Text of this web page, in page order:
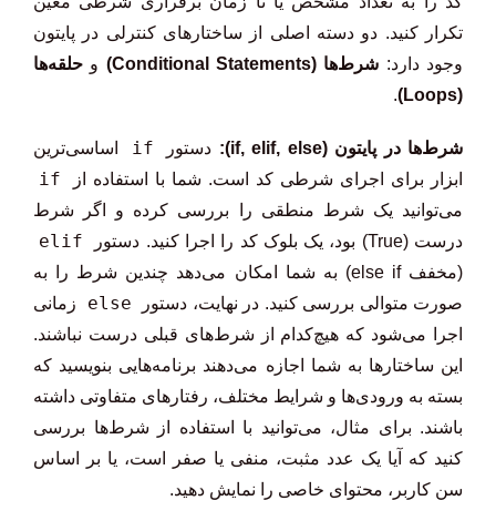
تکرار کنید. دو دسته اصلی از ساختارهای کنترلی در پایتون
وجود دارد: شرط‌ها (Conditional Statements) و حلقه‌ها
(Loops)
.
شرط‌ها در پایتون (if, elif, else): دستور if
اساسی‌ترین
ابزار برای اجرای شرطی کد است. شما با استفاده از
if
می‌توانید یک شرط منطقی را بررسی کرده و اگر شرط
درست (True) بود، یک بلوک کد را اجرا کنید. دستور
elif
(مخفف else if) به شما امکان می‌دهد چندین شرط را به
صورت متوالی بررسی کنید. در نهایت، دستور
else
زمانی
اجرا می‌شود که هیچ‌کدام از شرط‌های قبلی درست نباشند.
این ساختارها به شما اجازه می‌دهند برنامه‌هایی بنویسید که
بسته به ورودی‌ها و شرایط مختلف، رفتارهای متفاوتی داشته
باشند. برای مثال، می‌توانید با استفاده از شرط‌ها بررسی
کنید که آیا یک عدد مثبت، منفی یا صفر است، یا بر اساس
سن کاربر، محتوای خاصی را نمایش دهید.